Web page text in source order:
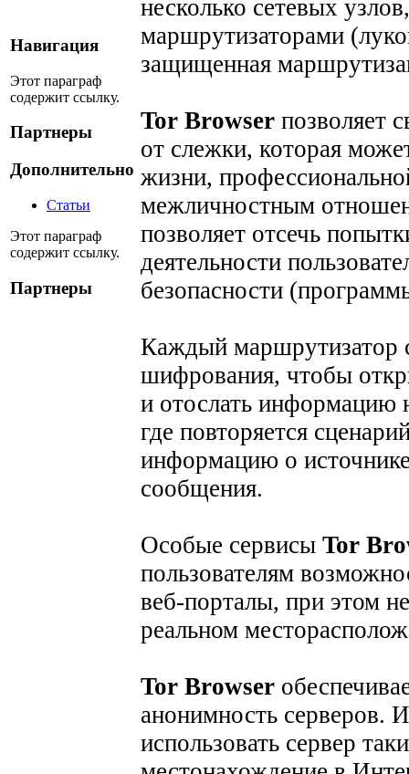
Навигация
Этот параграф
содержит ссылку.
Партнеры
Дополнительно
Статьи
Этот параграф
содержит ссылку.
Партнеры
несколько сетевых
маршрутизаторами
защищенная
Tor Browser позволяет
от слежки, которая
жизни,
межличностным
позволяет отсечь
деятельности
безопасности
Каждый маршрутизатор
шифрования, чтобы
и отослать информацию
где повторяется
информацию о
сообщения.
Особые сервисы Tor
пользователям
веб-порталы, при этом
реальном
Tor Browser
анонимность серверов.
использовать сервер